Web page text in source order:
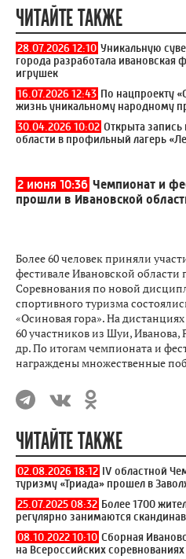
проектов сувенирной
предлагают подумать, какие
всего ассоциироваться с
захочется приобрести на
наборы, сувениры конкретных
детская продукция. Лучшие
финансирование. Подать
ЧИТАЙТЕ ТАКЖЕ
16.07.2026 12:43 По нацпроекту
жизнь уникальному народному
30.04.2026 10:02 Открыта запись
области в профильный лагерь
2 июня 10:36 Чемпионат и
прошли в Ивановской